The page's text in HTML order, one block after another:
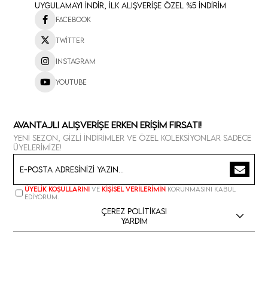
Uygulamayı İndir, İlk Alışverişe Özel %5 İndirim
Facebook
Twitter
Instagram
Youtube
Avantajlı Alışverişe Erken Erişim Fırsatı!
Yeni sezon, gizli indirimler ve özel koleksiyonlar sadece
üyelerimize!
Üyelik koşullarını ve kişisel verilerimin korunmasını kabul
ediyorum.
Çerez Politikası
Yardım